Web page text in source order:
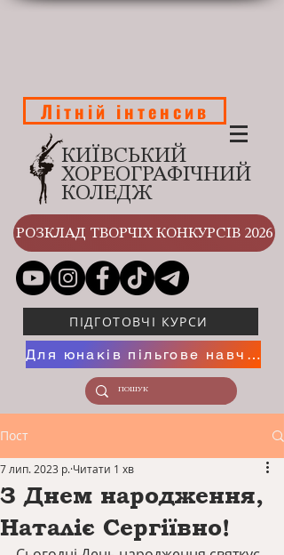
КИЇВСЬКИЙ
ХОРЕОГРАФІЧНИЙ
КОЛЕДЖ
Літній інтенсив
РОЗКЛАД ТВОРЧІХ КОНКУРСІВ 2026
ПІДГОТОВЧІ КУРСИ
Для юнаків пільгове навчання
Пост
З Днем народження,
Наталіє Сергіївно!
7 лип. 2023 р. Читати 1 хв